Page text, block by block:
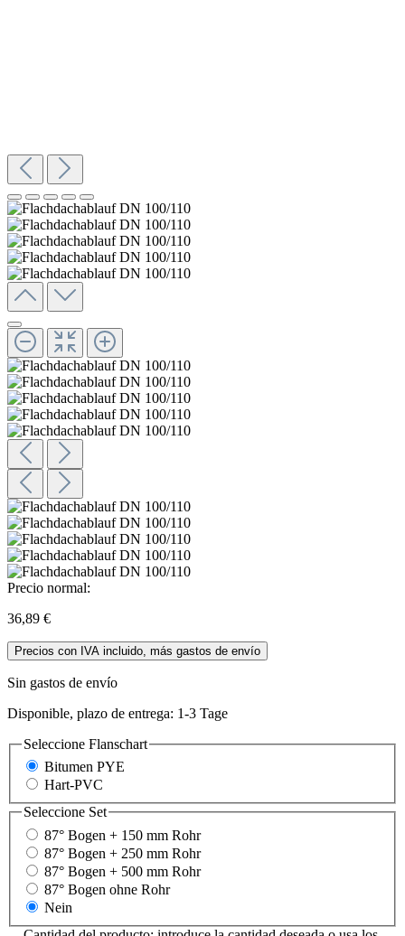
Precio normal:
36,89 €
Precios con IVA incluido, más gastos de envío
Sin gastos de envío
Disponible, plazo de entrega: 1-3 Tage
Seleccione Flanschart
Bitumen PYE
Hart-PVC
Seleccione Set
87° Bogen + 150 mm Rohr
87° Bogen + 250 mm Rohr
87° Bogen + 500 mm Rohr
87° Bogen ohne Rohr
Nein